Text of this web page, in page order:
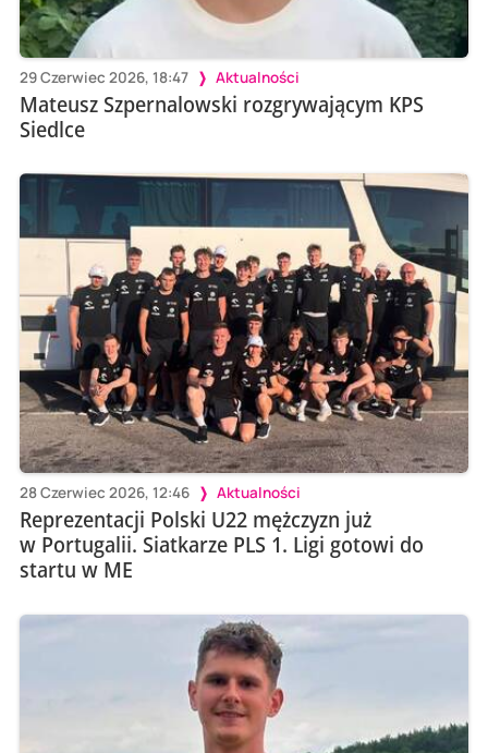
29 Czerwiec 2026, 18:47 Aktualności
Mateusz Szpernalowski rozgrywającym KPS
Siedlce
28 Czerwiec 2026, 12:46 Aktualności
Reprezentacji Polski U22 mężczyzn już
w Portugalii. Siatkarze PLS 1. Ligi gotowi do
startu w ME